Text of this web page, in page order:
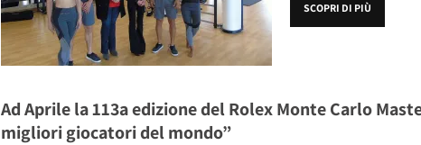
SCOPRI DI PIÙ
Ad Aprile la 113a edizione del Rolex Monte Carlo
migliori giocatori del mondo”